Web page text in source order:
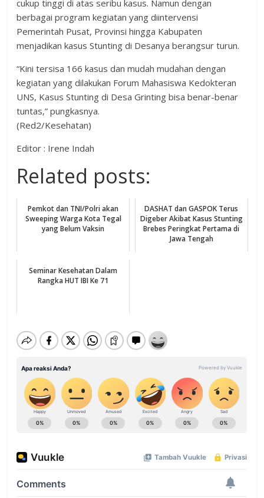
cukup tinggi di atas seribu kasus. Namun dengan
berbagai program kegiatan yang diintervensi
Pemerintah Pusat, Provinsi hingga Kabupaten
menjadikan kasus Stunting di Desanya berangsur turun.
“Kini tersisa 166 kasus dan mudah mudahan dengan
kegiatan yang dilakukan Forum Mahasiswa Kedokteran
UNS, Kasus Stunting di Desa Grinting bisa benar-benar
tuntas,” pungkasnya.
(Red2/Kesehatan)
Editor : Irene Indah
Related posts:
Pemkot dan TNI/Polri akan
Sweeping Warga Kota Tegal
yang Belum Vaksin
DASHAT dan GASPOK Terus
Digeber Akibat Kasus Stunting
Brebes Peringkat Pertama di
Jawa Tengah
Seminar Kesehatan Dalam
Rangka HUT IBI Ke 71